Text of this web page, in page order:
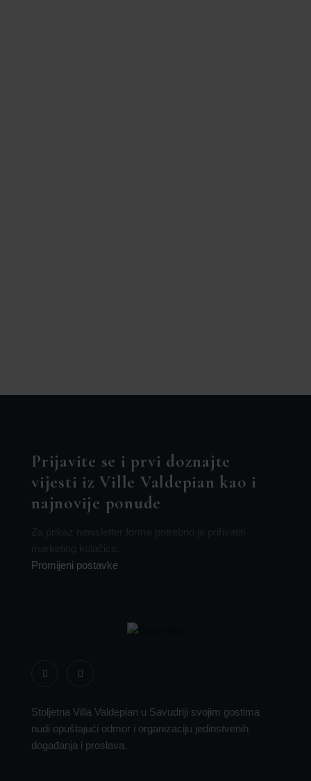
Prijavite se i prvi doznajte
vijesti iz Ville Valdepian kao i
najnovije ponude
Promijeni postavke
Stoljetna Villa Valdepian u Savudriji svojim gostima
nudi opuštajući odmor i organizaciju jedinstvenih
događanja i proslava.